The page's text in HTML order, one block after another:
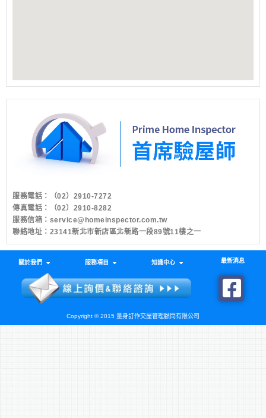
服務電話：
（02）2910-7272
傳真電話：（02）2910-8282
服務信箱： service@homeinspector.com.tw
聯絡地址：23141新北市新店區北新路一段89號11樓之一
關於我們 服務項目 知識中心 最新消息
Copyright © 2015 量身訂作交屋管理顧問有限公司